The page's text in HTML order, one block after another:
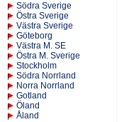
Södra Sverige
Östra Sverige
Västra Sverige
Göteborg
Västra M. SE
Östra M. Sverige
Stockholm
Södra Norrland
Norra Norrland
Gotland
Öland
Åland